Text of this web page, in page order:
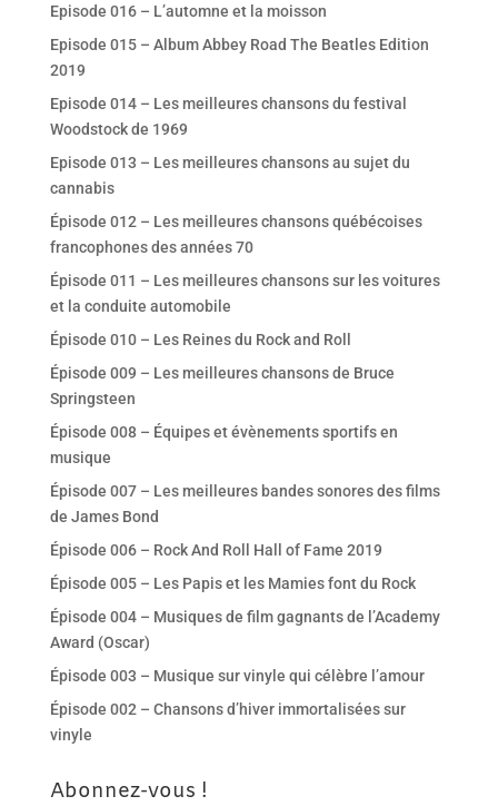
Episode 016 – L’automne et la moisson
Episode 015 – Album Abbey Road The Beatles Edition
2019
Episode 014 – Les meilleures chansons du festival
Woodstock de 1969
Episode 013 – Les meilleures chansons au sujet du
cannabis
Épisode 012 – Les meilleures chansons québécoises
francophones des années 70
Épisode 011 – Les meilleures chansons sur les voitures
et la conduite automobile
Épisode 010 – Les Reines du Rock and Roll
Épisode 009 – Les meilleures chansons de Bruce
Springsteen
Épisode 008 – Équipes et évènements sportifs en
musique
Épisode 007 – Les meilleures bandes sonores des films
de James Bond
Épisode 006 – Rock And Roll Hall of Fame 2019
Épisode 005 – Les Papis et les Mamies font du Rock
Épisode 004 – Musiques de film gagnants de l’Academy
Award (Oscar)
Épisode 003 – Musique sur vinyle qui célèbre l’amour
Épisode 002 – Chansons d’hiver immortalisées sur
vinyle
Abonnez-vous !